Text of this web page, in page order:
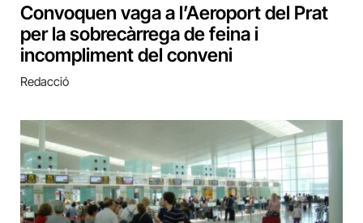
Convoquen vaga a l’Aeroport del Prat
per la sobrecàrrega de feina i
incompliment del conveni
Redacció